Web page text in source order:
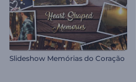
Slideshow Memórias do Coração